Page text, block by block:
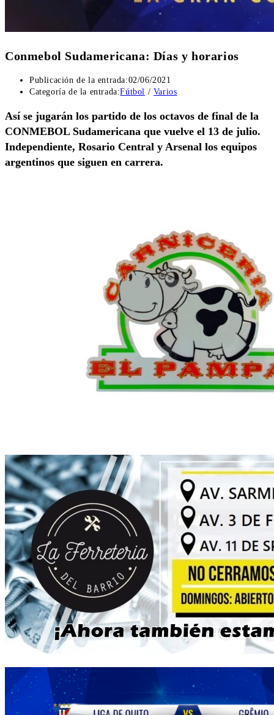
Conmebol Sudamericana: Días y horarios
Publicación de la entrada:02/06/2021
Categoría de la entrada:Fútbol / Varios
Así se jugarán los partido de los octavos de final de la
CONMEBOL Sudamericana que vuelve el 13 de julio.
Independiente, Rosario Central y Arsenal los equipos
argentinos que siguen en carrera.